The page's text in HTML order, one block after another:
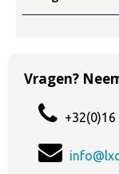
Vragen?